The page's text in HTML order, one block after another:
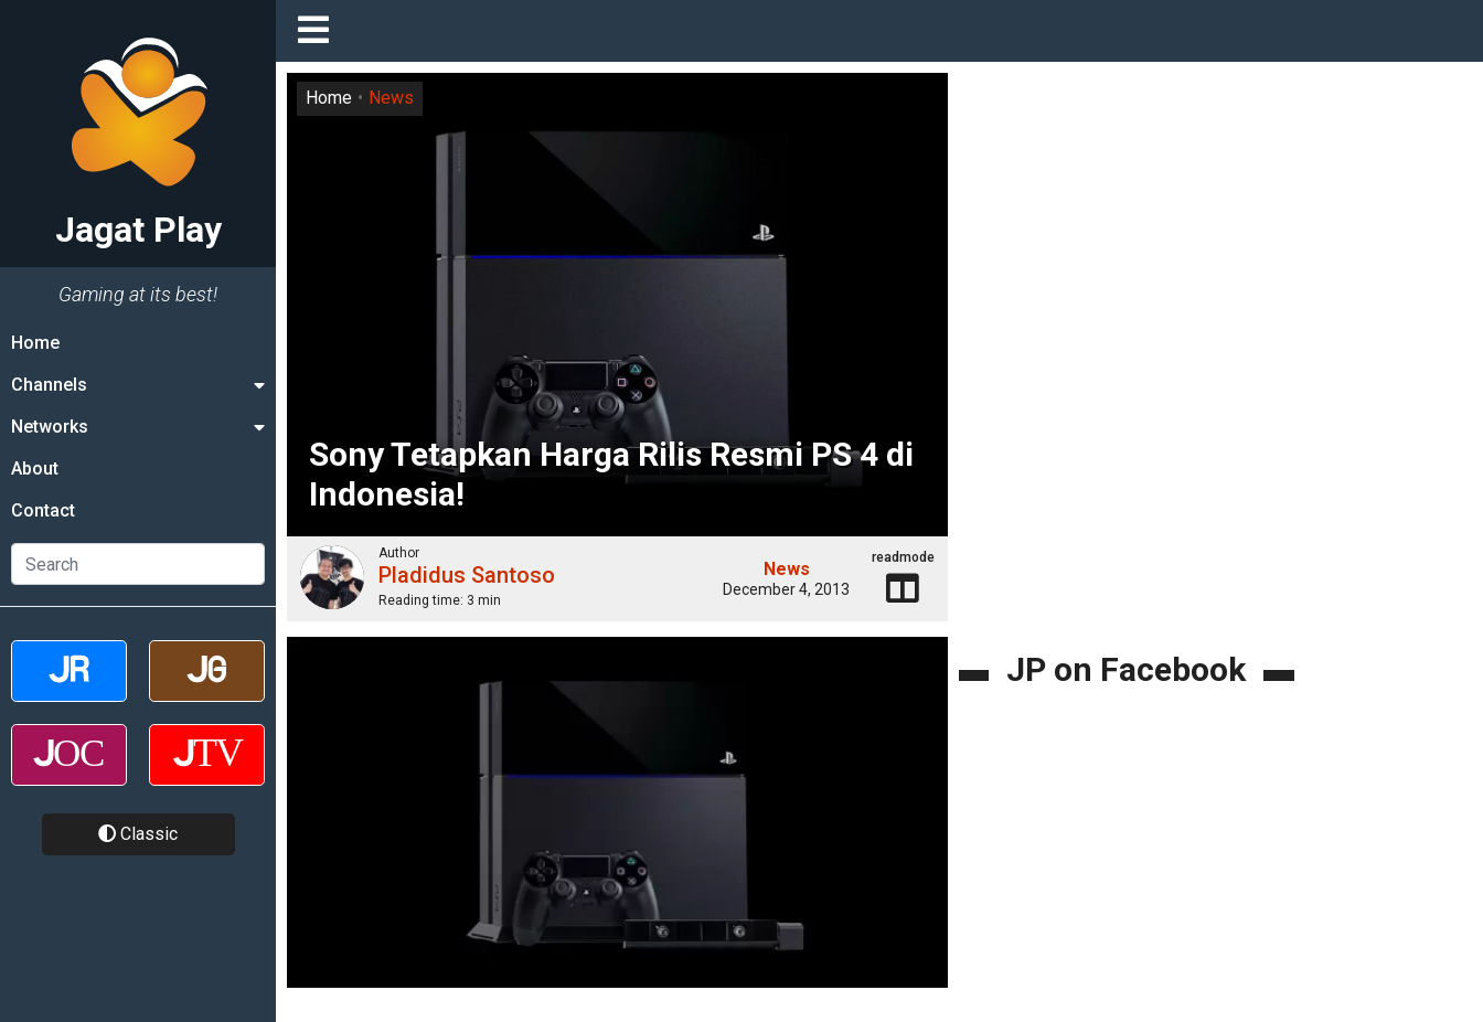
Jagat Play
Gaming at its best!
Home
Channels
Networks
About
Contact
Classic
Sony Tetapkan Harga Rilis Resmi PS 4 di
Indonesia!
Home News
Author
Pladidus Santoso
Reading time: 3 min
News
December 4, 2013
readmode
JP on Facebook